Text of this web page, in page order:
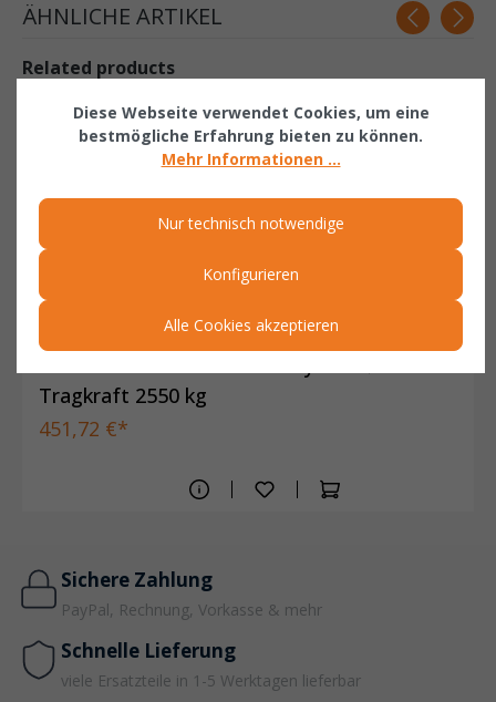
ÄHNLICHE ARTIKEL
Related products
Tragkraft 2550 kg
451,72 €*
Sichere Zahlung
PayPal, Rechnung, Vorkasse & mehr
Schnelle Lieferung
viele Ersatzteile in 1-5 Werktagen lieferbar
Diese Webseite verwendet Cookies, um eine
bestmögliche Erfahrung bieten zu können.
Mehr Informationen ...
Nur technisch notwendige
Konfigurieren
Alle Cookies akzeptieren